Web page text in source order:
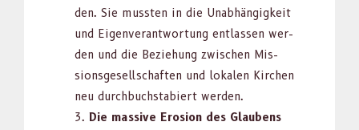
den. Sie mussten in die Unab­hängigkeit
und Eigen­ver­ant­wor­tung ent­lassen wer­
den und die Beziehung zwis­chen Mis­
sion­s­ge­sellschaften und lokalen Kirchen
neu durch­buch­sta­biert wer­den.
Die mas­sive Ero­sion des Glaubens